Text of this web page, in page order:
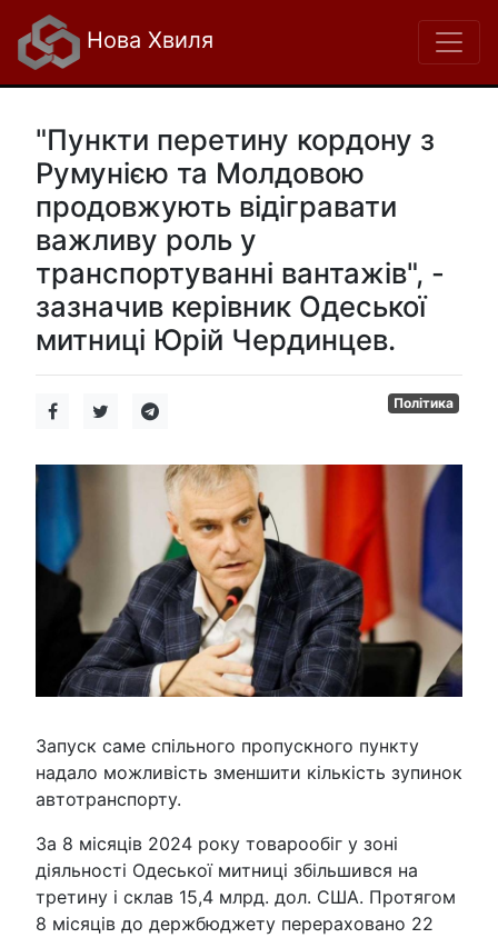
Нова Хвиля
"Пункти перетину кордону з
Румунією та Молдовою
продовжують відігравати
важливу роль у
транспортуванні вантажів", -
зазначив керівник Одеської
митниці Юрій Чердинцев.
Політика
Запуск саме спільного пропускного пункту
надало можливість зменшити кількість зупинок
автотранспорту.
За 8 місяців 2024 року товарообіг у зоні
діяльності Одеської митниці збільшився на
третину і склав 15,4 млрд. дол. США. Протягом
8 місяців до держбюджету перераховано 22